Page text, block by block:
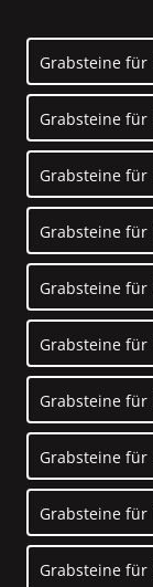
Grabsteine für
Grabsteine für
Grabsteine für
Grabsteine für
Grabsteine für
Grabsteine für
Grabsteine für
Grabsteine für
Grabsteine für
Grabsteine für